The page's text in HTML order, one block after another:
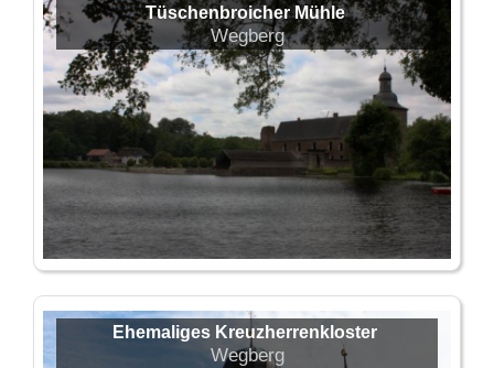
Tüschenbroicher Mühle
Wegberg
Ehemaliges Kreuzherrenkloster
Wegberg